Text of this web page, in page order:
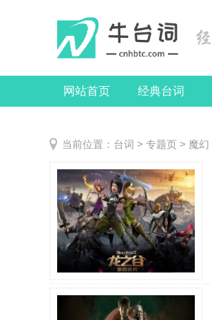
网站首页 经典台词
当前位置： 台词 > 专题页 > 魔幻